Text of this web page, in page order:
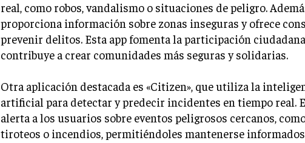
real, como robos, vandalismo o situaciones de peligro.
proporciona información sobre zonas inseguras y ofrece
prevenir delitos. Esta app fomenta la participación
contribuye a crear comunidades más seguras y solidarias.
Otra aplicación destacada es «Citizen», que utiliza la
artificial para detectar y predecir incidentes en tiempo real.
alerta a los usuarios sobre eventos peligrosos cercanos,
tiroteos o incendios, permitiéndoles mantenerse